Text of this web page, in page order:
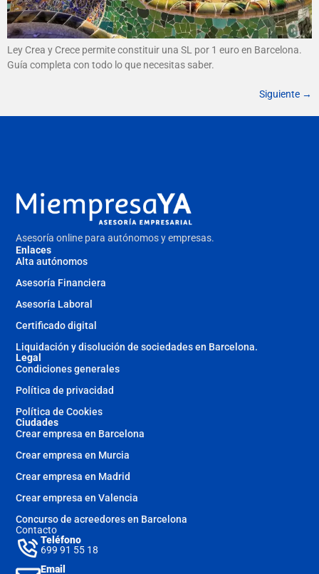
Ley Crea y Crece permite constituir una SL por 1 euro en Barcelona.
Guía completa con todo lo que necesitas saber.
Siguiente →
Asesoría online para autónomos y empresas.
Enlaces
Alta autónomos
Asesoría Financiera
Asesoría Laboral
Certificado digital
Liquidación y disolución de sociedades en Barcelona.
Legal
Condiciones generales
Política de privacidad
Política de Cookies
Ciudades
Crear empresa en Barcelona
Crear empresa en Murcia
Crear empresa en Madrid
Crear empresa en Valencia
Concurso de acreedores en Barcelona
Contacto
Teléfono
699 91 55 18
Email